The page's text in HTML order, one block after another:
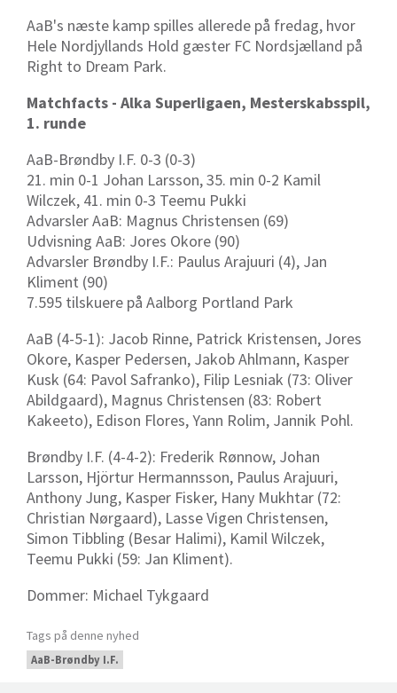
AaB's næste kamp spilles allerede på fredag, hvor
Hele Nordjyllands Hold gæster FC Nordsjælland på
Right to Dream Park.
Matchfacts - Alka Superligaen, Mesterskabsspil,
1. runde
AaB-Brøndby I.F. 0-3 (0-3)
21. min 0-1 Johan Larsson, 35. min 0-2 Kamil
Wilczek, 41. min 0-3 Teemu Pukki
Advarsler AaB: Magnus Christensen (69)
Udvisning AaB: Jores Okore (90)
Advarsler Brøndby I.F.: Paulus Arajuuri (4), Jan
Kliment (90)
7.595 tilskuere på Aalborg Portland Park
AaB (4-5-1): Jacob Rinne, Patrick Kristensen, Jores
Okore, Kasper Pedersen, Jakob Ahlmann, Kasper
Kusk (64: Pavol Safranko), Filip Lesniak (73: Oliver
Abildgaard), Magnus Christensen (83: Robert
Kakeeto), Edison Flores, Yann Rolim, Jannik Pohl.
Brøndby I.F. (4-4-2): Frederik Rønnow, Johan
Larsson, Hjörtur Hermannsson, Paulus Arajuuri,
Anthony Jung, Kasper Fisker, Hany Mukhtar (72:
Christian Nørgaard), Lasse Vigen Christensen,
Simon Tibbling (Besar Halimi), Kamil Wilczek,
Teemu Pukki (59: Jan Kliment).
Dommer: Michael Tykgaard
Tags på denne nyhed
AaB-Brøndby I.F.